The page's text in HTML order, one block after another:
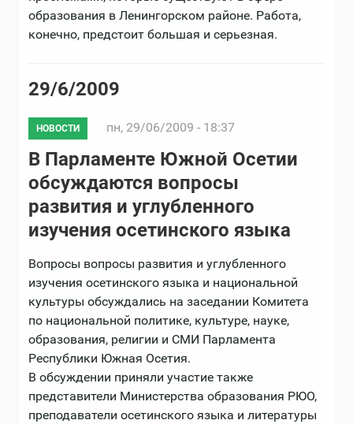
образования в Ленингорском районе. Работа,
конечно, предстоит большая и серьезная.
29/6/2009
НОВОСТИ пн, 29/06/2009 - 18:37
В Парламенте Южной Осетии
обсуждаются вопросы
развития и углубленного
изучения осетинского языка
Вопросы вопросы развития и углубленного
изучения осетинского языка и национальной
культуры обсуждались на заседании Комитета
по национальной политике, культуре, науке,
образования, религии и СМИ Парламента
Республики Южная Осетия.
В обсуждении приняли участие также
представители Министерства образования РЮО,
преподаватели осетинского языка и литературы